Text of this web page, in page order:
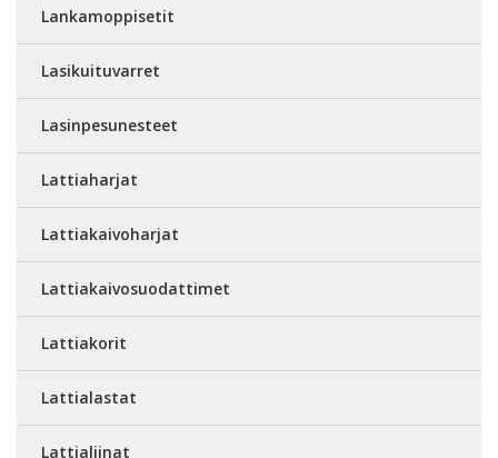
Lankamoppisetit
Lasikuituvarret
Lasinpesunesteet
Lattiaharjat
Lattiakaivoharjat
Lattiakaivosuodattimet
Lattiakorit
Lattialastat
Lattialiinat